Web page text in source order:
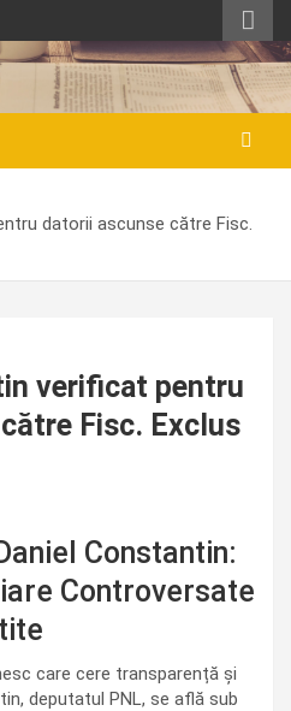
datorii ascunse către Fisc.
verificat pentru
Fisc. Exclus
Constantin:
Controversate
care cere transparență și
deputatul PNL, se află sub